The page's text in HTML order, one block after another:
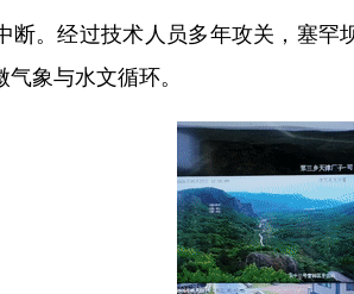
经过技术人员多年攻关，塞罕
象与水文循环。